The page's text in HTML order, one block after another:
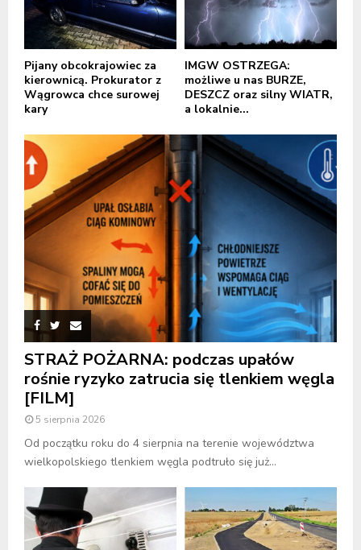
Pijany obcokrajowiec za
kierownicą. Prokurator z
Wągrowca chce surowej
kary
IMGW OSTRZEGA:
możliwe u nas BURZE,
DESZCZ oraz silny WIATR,
a lokalnie...
STRAŻ POŻARNA: podczas upałów
rośnie ryzyko zatrucia się tlenkiem węgla
[FILM]
5 sierpnia 2026
Od początku roku do 4 sierpnia na terenie województwa
wielkopolskiego tlenkiem węgla podtruło się już...